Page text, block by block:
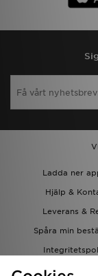
Ladda ner
Hjälp &
Leverans &
Spåra min
JD-bloggen